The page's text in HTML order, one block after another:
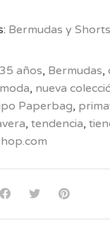
Bermudas y Shorts
35 años, Bermudas,
moda, nueva
Paperbag,
, tendencia,